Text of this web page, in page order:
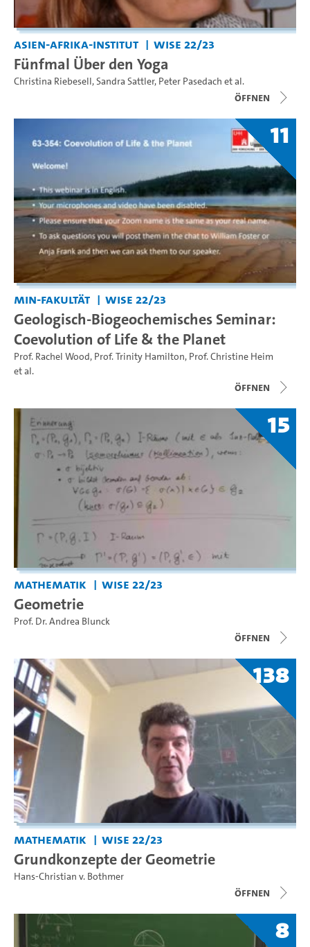
Asien-Afrika-Institut WiSe 22/23
Fünfmal Über den Yoga
Christina Riebesell,Sandra Sattler, Peter Pasedach et al.
Öffnen
11
MIN-Fakultät WiSe 22/23
Geologisch-Biogeochemisches Seminar:
Coevolution of Life & the Planet
Prof. Rachel Wood, Prof. Trinity Hamilton, Prof. Christine Heim
et al.
Öffnen
15
Mathematik WiSe 22/23
Geometrie
Prof. Dr. Andrea Blunck
Öffnen
138
Mathematik WiSe 22/23
Grundkonzepte der Geometrie
Hans-Christian v. Bothmer
Öffnen
8